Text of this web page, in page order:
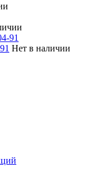
Нет в наличии